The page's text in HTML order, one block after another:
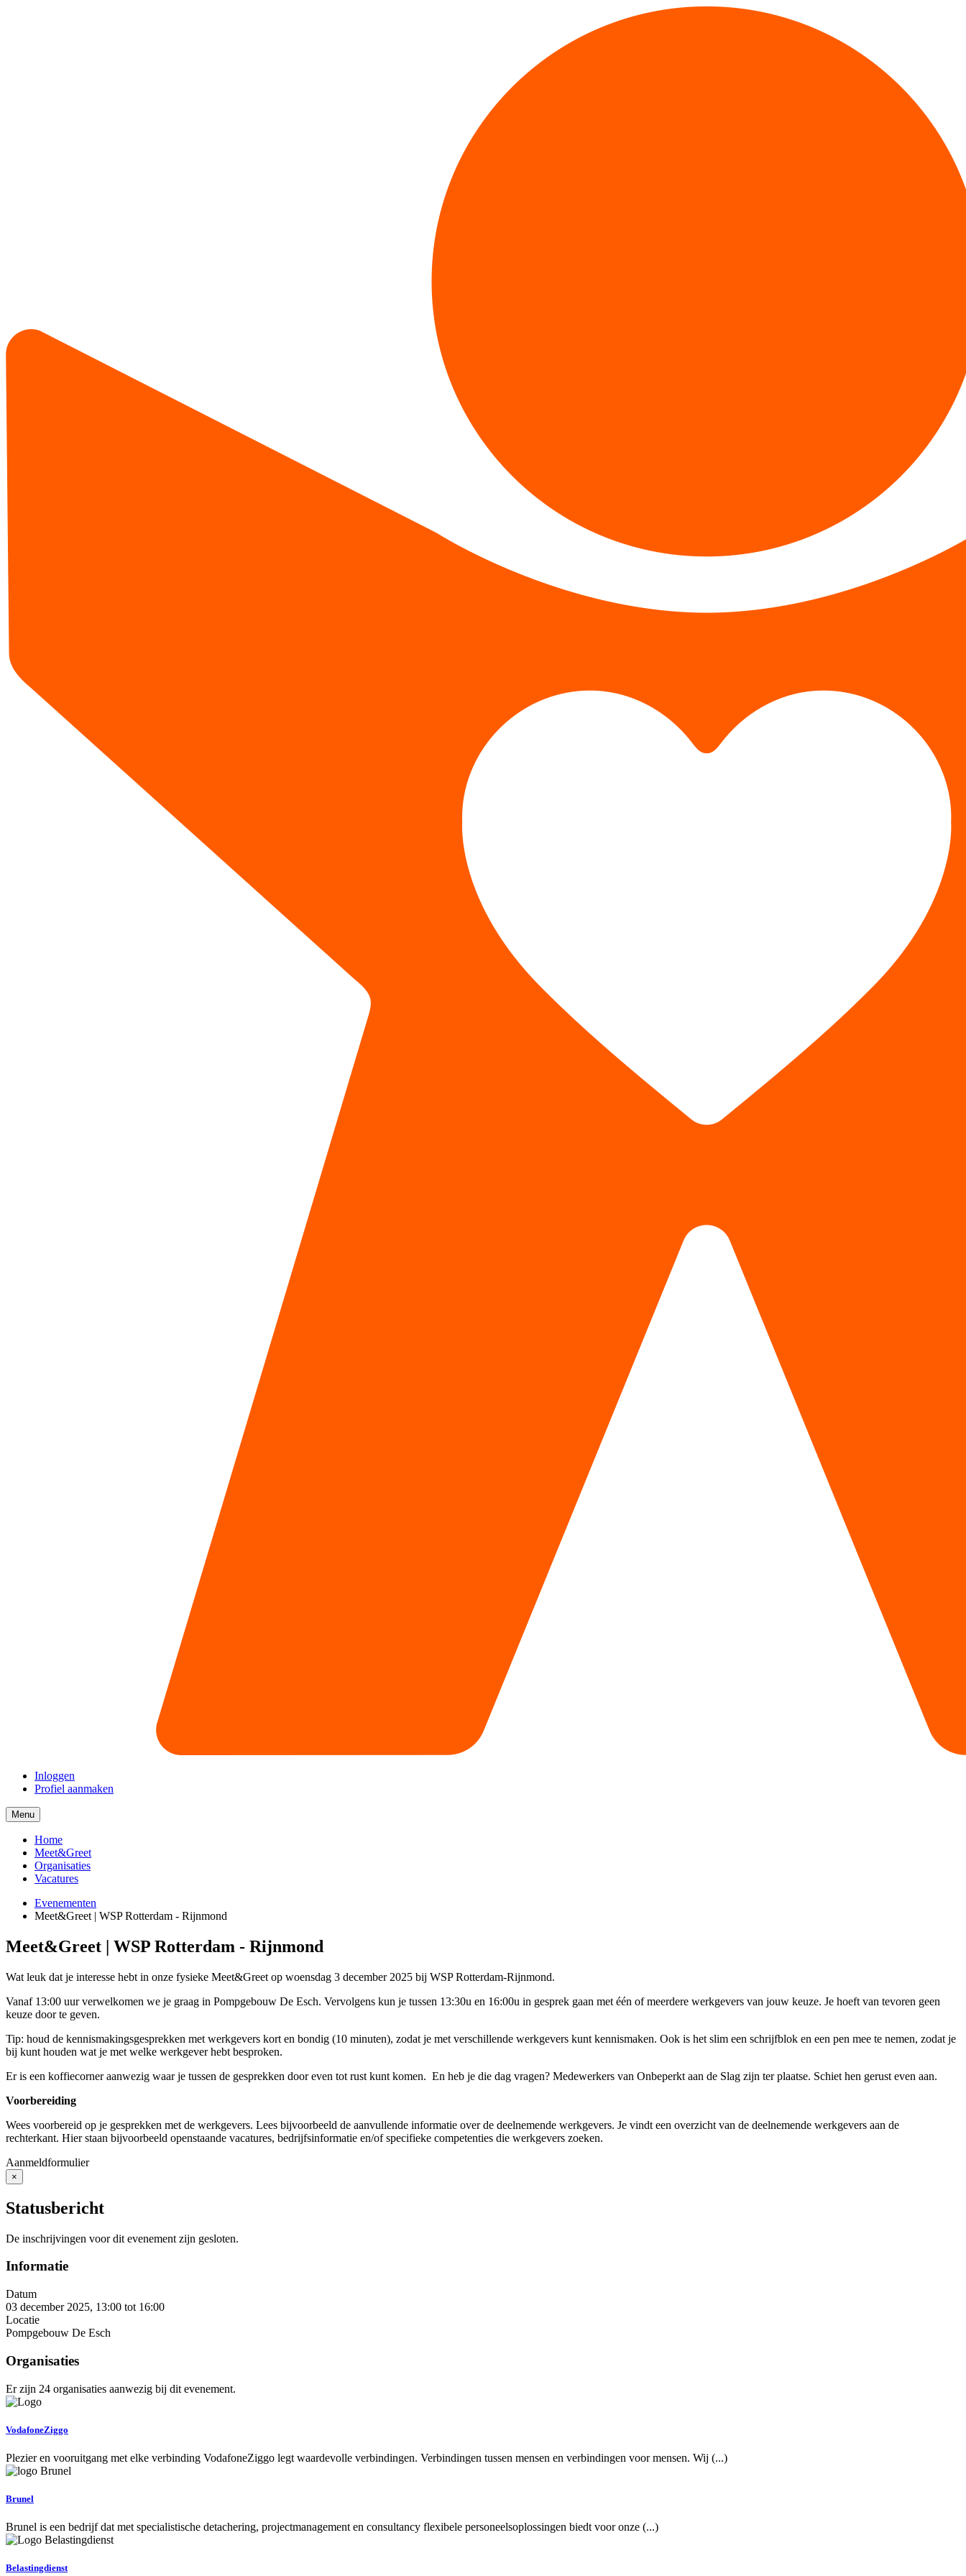
Inloggen
Profiel aanmaken
MenuMenu
collapsed
Home
Meet&Greet
Organisaties
Vacatures
Evenementen
Meet&Greet | WSP Rotterdam - Rijnmond
Meet&Greet | WSP Rotterdam - Rijnmond
Wat leuk dat je interesse hebt in onze fysieke Meet&Greet op woensdag 3 december 2025 bij WSP Rotterdam-Rijnmond.
Vanaf 13:00 uur verwelkomen we je graag in Pompgebouw De Esch. Vervolgens kun je tussen 13:30u en 16:00u in gesprek gaan met één of meerdere werkgevers van jouw keuze. Je hoeft van tevoren geen
keuze door te geven.
Tip: houd de kennismakingsgesprekken met werkgevers kort en bondig (10 minuten), zodat je met verschillende werkgevers kunt kennismaken. Ook is het slim een schrijfblok en een pen mee te nemen, zodat je
bij kunt houden wat je met welke werkgever hebt besproken.
Er is een koffiecorner aanwezig waar je tussen de gesprekken door even tot rust kunt komen. En heb je die dag vragen? Medewerkers van Onbeperkt aan de Slag zijn ter plaatse. Schiet hen gerust even aan.
Voorbereiding
Wees voorbereid op je gesprekken met de werkgevers. Lees bijvoorbeeld de aanvullende informatie over de deelnemende werkgevers. Je vindt een overzicht van de deelnemende werkgevers aan de
rechterkant. Hier staan bijvoorbeeld openstaande vacatures, bedrijfsinformatie en/of specifieke competenties die werkgevers zoeken.
Aanmeldformulier
×
Close
Statusbericht
De inschrijvingen voor dit evenement zijn gesloten.
Informatie
Datum
03 december 2025, 13:00 tot 16:00
Locatie
Pompgebouw De Esch
Organisaties
Er zijn 24 organisaties aanwezig bij dit evenement.
VodafoneZiggo
Plezier en vooruitgang met elke verbinding VodafoneZiggo legt waardevolle verbindingen. Verbindingen tussen mensen en verbindingen voor mensen. Wij (...)
Brunel
Brunel is een bedrijf dat met specialistische detachering, projectmanagement en consultancy flexibele personeelsoplossingen biedt voor onze (...)
Belastingdienst